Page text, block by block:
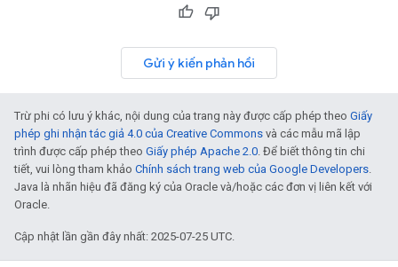
Gửi ý kiến phản hồi
Trừ phi có lưu ý khác, nội dung của trang này được cấp phép theo Giấy
phép ghi nhận tác giả 4.0 của Creative Commons và các mẫu mã lập
trình được cấp phép theo Giấy phép Apache 2.0. Để biết thông tin chi
tiết, vui lòng tham khảo Chính sách trang web của Google Developers.
Java là nhãn hiệu đã đăng ký của Oracle và/hoặc các đơn vị liên kết với
Oracle.
Cập nhật lần gần đây nhất: 2025-07-25 UTC.